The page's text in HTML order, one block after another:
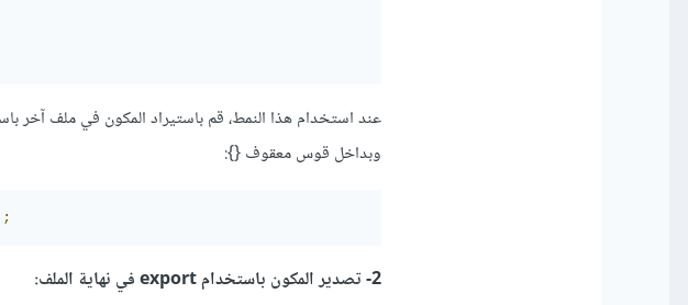
وبداخل قوس معقوف {}:
;
2- تصدير المكون باستخدام export في نهاية الملف: